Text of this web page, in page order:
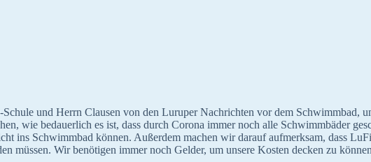
und Herrn Clausen von den Luruper Nachrichten vor dem Schwimmbad,
wie bedauerlich es ist, dass durch Corona immer noch alle Schwimmbäder
ins Schwimmbad können. Außerdem machen wir darauf aufmerksam, dass
müssen. Wir benötigen immer noch Gelder, um unsere Kosten decken zu